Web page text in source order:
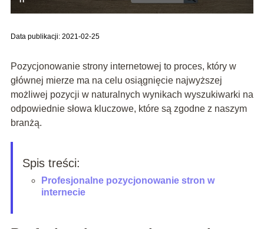
Data publikacji: 2021-02-25
Pozycjonowanie strony internetowej to proces, który w
głównej mierze ma na celu osiągnięcie najwyższej
możliwej pozycji w naturalnych wynikach wyszukiwarki na
odpowiednie słowa kluczowe, które są zgodne z naszym
branżą.
Spis treści:
Profesjonalne pozycjonowanie stron w
internecie